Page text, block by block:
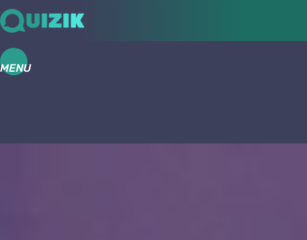
MENU